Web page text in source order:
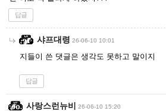
답글
샤프대령 26-06-10 10:01
지들이 쓴 댓글은 생각도 못하고 말이지
답글
사랑스런뉴비 26-06-10 15:20